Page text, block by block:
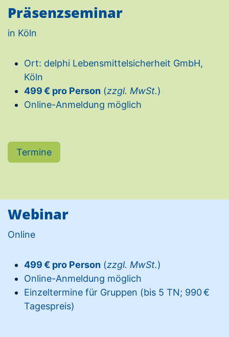
Präsenzseminar
in Köln
Ort: delphi Lebensmittelsicherheit GmbH,
Köln
499 € pro Person (zzgl. MwSt.)
Online-Anmeldung möglich
Termine
Webinar
Online
499 € pro Person (zzgl. MwSt.)
Online-Anmeldung möglich
Einzeltermine für Gruppen (bis 5 TN; 990 €
Tagespreis)